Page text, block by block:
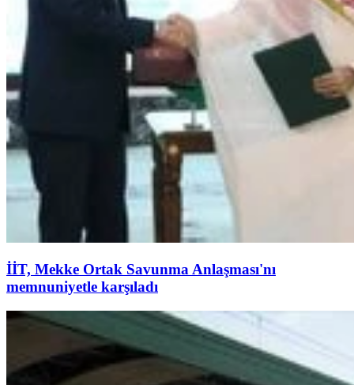
İİT, Mekke Ortak Savunma Anlaşması'nı
memnuniyetle karşıladı